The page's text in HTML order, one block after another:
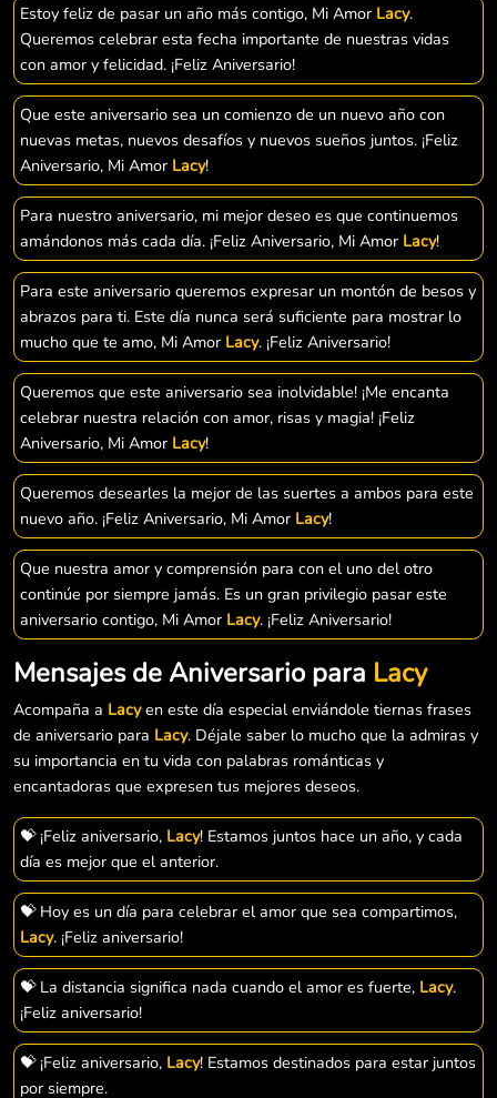
Estoy feliz de pasar un año más contigo, Mi Amor Lacy.
Queremos celebrar esta fecha importante de nuestras vidas
con amor y felicidad. ¡Feliz Aniversario!
Que este aniversario sea un comienzo de un nuevo año con
nuevas metas, nuevos desafíos y nuevos sueños juntos. ¡Feliz
Aniversario, Mi Amor Lacy!
Para nuestro aniversario, mi mejor deseo es que continuemos
amándonos más cada día. ¡Feliz Aniversario, Mi Amor Lacy!
Para este aniversario queremos expresar un montón de besos y
abrazos para ti. Este día nunca será suficiente para mostrar lo
mucho que te amo, Mi Amor Lacy. ¡Feliz Aniversario!
Queremos que este aniversario sea inolvidable! ¡Me encanta
celebrar nuestra relación con amor, risas y magia! ¡Feliz
Aniversario, Mi Amor Lacy!
Queremos desearles la mejor de las suertes a ambos para este
nuevo año. ¡Feliz Aniversario, Mi Amor Lacy!
Que nuestra amor y comprensión para con el uno del otro
continúe por siempre jamás. Es un gran privilegio pasar este
aniversario contigo, Mi Amor Lacy. ¡Feliz Aniversario!
Mensajes de Aniversario para Lacy
Acompaña a Lacyen este día especial enviándole tiernas frases
de aniversario para Lacy. Déjale saber lo mucho que la admiras y
su importancia en tu vida con palabras románticas y
encantadoras que expresen tus mejores deseos.
💝 ¡Feliz aniversario, Lacy! Estamos juntos hace un año, y cada
día es mejor que el anterior.
💝 Hoy es un día para celebrar el amor que sea compartimos,
Lacy. ¡Feliz aniversario!
💝 La distancia significa nada cuando el amor es fuerte, Lacy.
¡Feliz aniversario!
💝 ¡Feliz aniversario, Lacy! Estamos destinados para estar juntos
por siempre.